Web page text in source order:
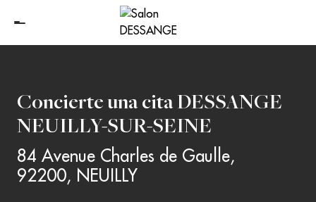
Concierte una cita DESSANGE
NEUILLY-SUR-SEINE
84 Avenue Charles de Gaulle,
92200, NEUILLY